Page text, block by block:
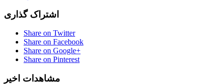
اشتراک گذاری
Share on Twitter
Share on Facebook
Share on Google+
Share on Pinterest
مشاهدات اخیر